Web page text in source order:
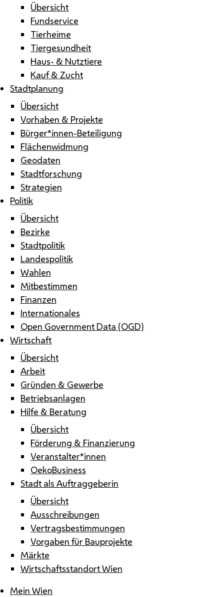
Übersicht
Fundservice
Tierheime
Tiergesundheit
Haus- & Nutztiere
Kauf & Zucht
Stadtplanung
Übersicht
Vorhaben & Projekte
Bürger*innen-Beteiligung
Flächenwidmung
Geodaten
Stadtforschung
Strategien
Politik
Übersicht
Bezirke
Stadtpolitik
Landespolitik
Wahlen
Mitbestimmen
Finanzen
Internationales
Open Government Data (OGD)
Wirtschaft
Übersicht
Arbeit
Gründen & Gewerbe
Betriebsanlagen
Hilfe & Beratung
Übersicht
Förderung & Finanzierung
Veranstalter*innen
OekoBusiness
Stadt als Auftraggeberin
Übersicht
Ausschreibungen
Vertragsbestimmungen
Vorgaben für Bauprojekte
Märkte
Wirtschaftsstandort Wien
Mein Wien